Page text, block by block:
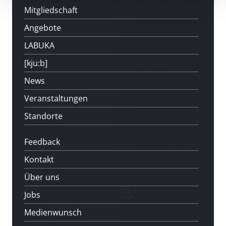
Mitgliedschaft
Angebote
LABUKA
[kju:b]
News
Veranstaltungen
Standorte
Feedback
Kontakt
Über uns
Jobs
Medienwunsch